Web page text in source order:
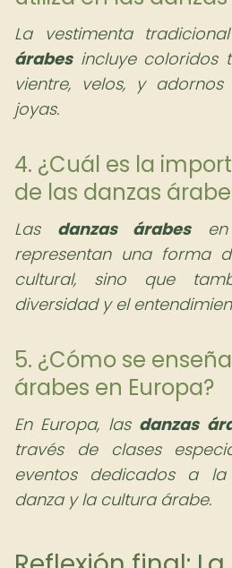
La vestimenta
árabesincluye coloridos
vientre, velos, y
joyas.
4. ¿Cuál es la
de las danzas
Las danzas árabesen
representan una forma
cultural, sino que
diversidad y el
5. ¿Cómo se
árabes en Europa?
En Europa, las danzas
través de clases
eventos dedicados a
danza y la cultura árabe.